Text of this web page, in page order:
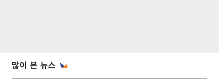
많이 본 뉴스